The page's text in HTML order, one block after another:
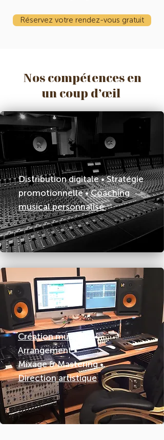
Réservez votre rendez-vous gratuit
Nos compétences en
un coup d’œil
Distribution digitale • Stratégie
promotionnelle •Coaching
musical personnalisé
Création musicale
•
Arrangement •
Mixage & Mastering •
Direction artistique